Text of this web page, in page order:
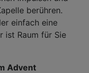
berühren.
einfach eine
ist Raum für Sie
Advent